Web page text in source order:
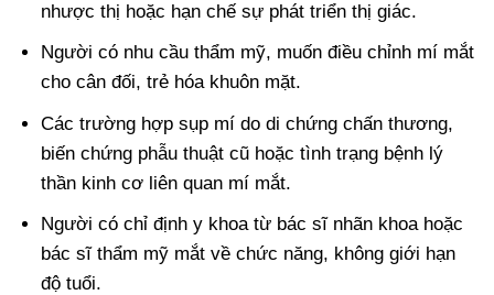
nhược thị hoặc hạn chế sự phát triển thị giác.
Người có nhu cầu thẩm mỹ, muốn điều chỉnh mí mắt
cho cân đối, trẻ hóa khuôn mặt.
Các trường hợp sụp mí do di chứng chấn thương,
biến chứng phẫu thuật cũ hoặc tình trạng bệnh lý
thần kinh cơ liên quan mí mắt.
Người có chỉ định y khoa từ bác sĩ nhãn khoa hoặc
bác sĩ thẩm mỹ mắt về chức năng, không giới hạn
độ tuổi.